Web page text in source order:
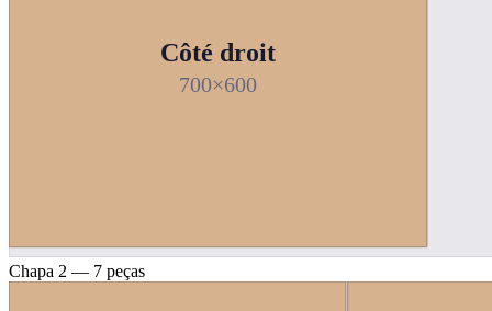
Côté droit
700×600
Chapa 2 — 7 peças